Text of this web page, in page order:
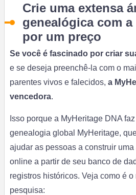
Crie uma extensa
genealógica com
por um preço
Se você é fascinado por criar
e se deseja preenchê-la com o
parentes vivos e falecidos, a
vencedora.
Isso porque a MyHeritage DNA
genealogia global MyHeritage,
ajudar as pessoas a construir
online a partir de seu banco de
registros históricos. Veja como é
pesquisa: